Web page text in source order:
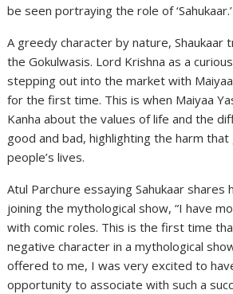
be seen portraying the role of ‘Sahukaar.’
A greedy character by nature, Shaukaar
the Gokulwasis. Lord Krishna as a
stepping out into the market with
for the first time. This is when Maiyaa
Kanha about the values of life and the
good and bad, highlighting the harm
people’s lives.
Atul Parchure essaying Sahukaar
joining the mythological show, “I have
with comic roles. This is the first time
negative character in a mythological
offered to me, I was very excited to
opportunity to associate with such a